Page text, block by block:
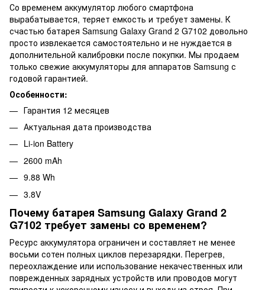
Со временем аккумулятор любого смартфона
вырабатывается, теряет емкость и требует замены. К
счастью батарея Samsung Galaxy Grand 2 G7102 довольно
просто извлекается самостоятельно и не нуждается в
дополнительной калибровки после покупки. Мы продаем
только свежие аккумуляторы для аппаратов Samsung с
годовой гарантией.
Особенности:
Гарантия 12 месяцев
Актуальная дата производства
Li-ion Battery
2600 mAh
9.88 Wh
3.8V
Почему батарея Samsung Galaxy Grand 2
G7102 требует замены со временем?
Ресурс аккумулятора ограничен и составляет не менее
восьми сотен полных циклов перезарядки. Перегрев,
переохлаждение или использование некачественных или
поврежденных зарядных устройств или проводов могут